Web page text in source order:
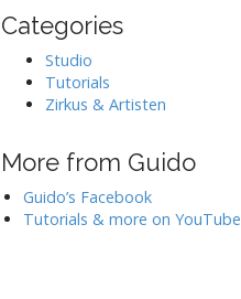
Categories
Studio
Tutorials
Zirkus & Artisten
More from Guido
Guido’s Facebook
Tutorials & more on YouTube